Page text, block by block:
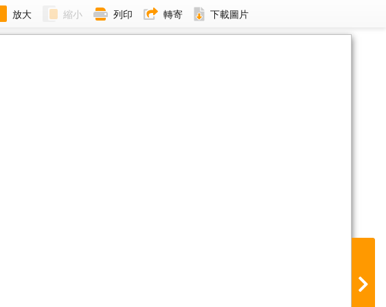
放大 縮小 列印 轉寄 下載圖片